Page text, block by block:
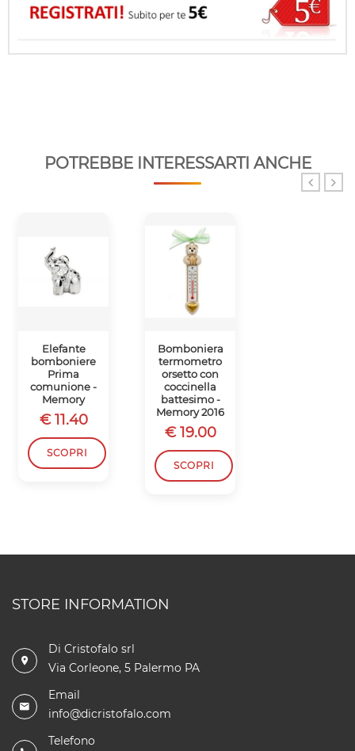
POTREBBE INTERESSARTI ANCHE
Elefante
bomboniere
Prima
comunione -
Memory
€ 11.40
SCOPRI
Bomboniera
termometro
orsetto con
coccinella
battesimo -
Memory 2016
€ 19.00
SCOPRI
STORE INFORMATION
Di Cristofalo srl
Via Corleone, 5 Palermo PA
Email
info@dicristofalo.com
Telefono